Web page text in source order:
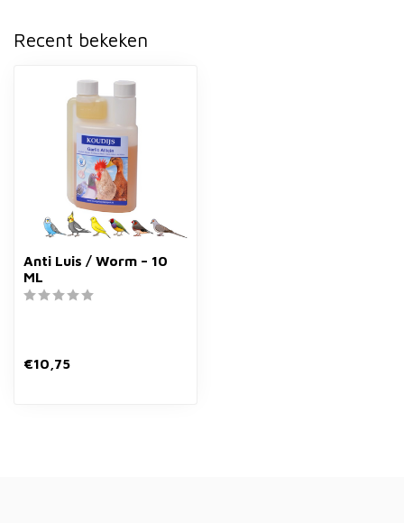
Recent bekeken
Anti Luis / Worm – 10
ML
€10,75